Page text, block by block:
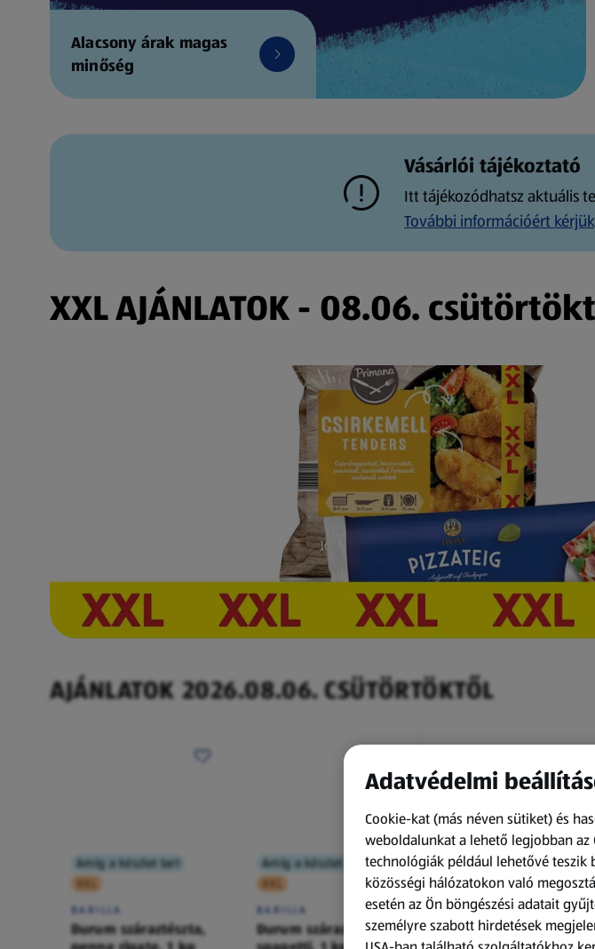
Alacsony árak magas
minőség
Vásárlói tájékoztató
Itt tájékozódhatsz aktuális
További információért
XXL AJÁNLATOK - 08.06.
AJÁNLATOK 2026.08.06. CSÜTÖRTÖKTŐL
Amíg a készlet tart
XXL
BARILLA
Durum száraztészta,
Amíg a készlet tart
XXL
BARILLA
Durum száraztészta,
Amíg a készlet tart
XXL
ACTIMEL
Actimel joghurtital, 8
Adatvédelmi
Cookie-kat (más néven sütiket) és
weboldalunkat a lehető legjobban az
technológiák például lehetővé teszik
közösségi hálózatokon való
esetén az Ön böngészési adatait
személyre szabott hirdetések